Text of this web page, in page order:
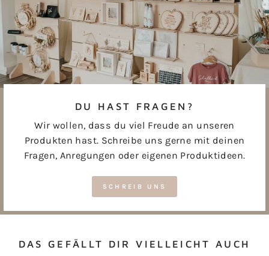
DU HAST FRAGEN?
Wir wollen, dass du viel Freude an unseren
Produkten hast. Schreibe uns gerne mit deinen
Fragen, Anregungen oder eigenen Produktideen.
SCHREIB UNS
DAS GEFÄLLT DIR VIELLEICHT AUCH